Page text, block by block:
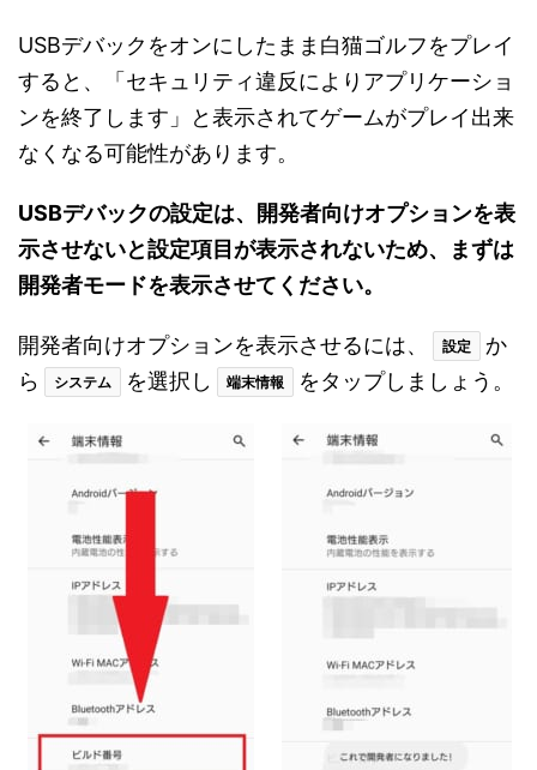
USBデバックをオンにしたまま白猫ゴルフをプレイ
すると、「セキュリティ違反によりアプリケーショ
ンを終了します」と表示されてゲームがプレイ出来
なくなる可能性があります。
USBデバックの設定は、開発者向けオプションを表
示させないと設定項目が表示されないため、まずは
開発者モードを表示させてください。
開発者向けオプションを表示させるには、 設定
か
ら
システム を選択し 端末情報 をタップしましょう。